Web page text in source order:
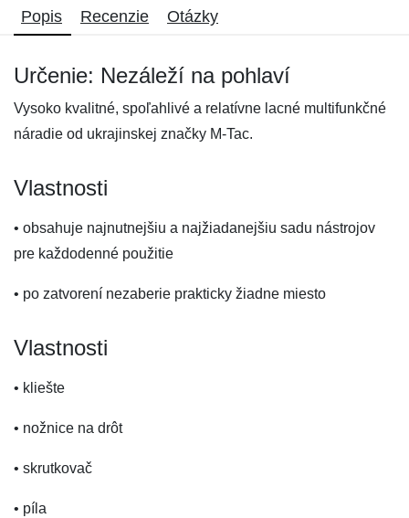
Popis Recenzie Otázky
Určenie: Nezáleží na pohlaví
Vysoko kvalitné, spoľahlivé a relatívne lacné multifunkčné
náradie od ukrajinskej značky M-Tac.
Vlastnosti
• obsahuje najnutnejšiu a najžiadanejšiu sadu nástrojov
pre každodenné použitie
• po zatvorení nezaberie prakticky žiadne miesto
Vlastnosti
• kliešte
• nožnice na drôt
• skrutkovač
• píla